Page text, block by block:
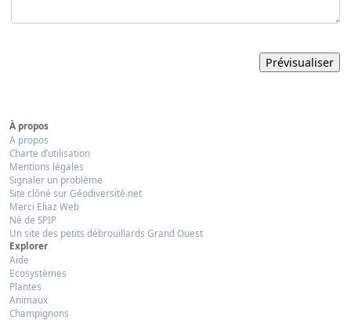
À propos
A propos
Charte d’utilisation
Mentions légales
Signaler un problème
Site clôné sur Géodiversité.net
Merci Eliaz Web
Né de SPIP
Un site des petits débrouillards Grand Ouest
Explorer
Aide
Ecosystèmes
Plantes
Animaux
Champignons